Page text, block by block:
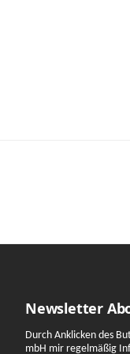
Newsletter
Durch Anklicken des
mbH mir regelmäßig